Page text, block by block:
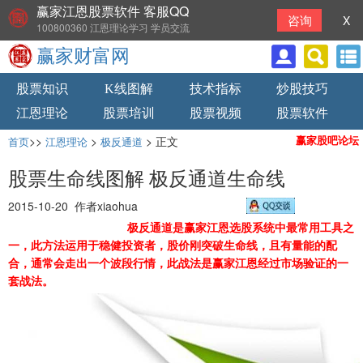
赢家江恩股票软件 客服QQ
100800360 江恩理论学习 学员交流 咨询 X
赢家财富网
股票知识 K线图解 技术指标
炒股技巧
江恩理论
股票培训 股票视频 股票软件
首页>> 江恩理论 > 极反通道 > 正文 赢家股吧论坛
股票生命线图解 极反通道生命线
2015-10-20 作者xiaohua
极反通道是赢家江恩选股系统中最常用工具之
一，此方法运用于稳健投资者，股价刚突破生命线，且有量能的配
合，通常会走出一个波段行情，此战法是赢家江恩经过市场验证的一
套战法。